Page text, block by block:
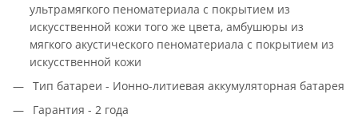
ультрамягкого пеноматериала с покрытием из
искусственной кожи того же цвета, амбушюры из
мягкого акустического пеноматериала с покрытием из
искусственной кожи
Тип батареи - Ионно-литиевая аккумуляторная батарея
Гарантия - 2 года